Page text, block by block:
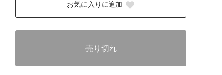
お気に入りに追加
売り切れ